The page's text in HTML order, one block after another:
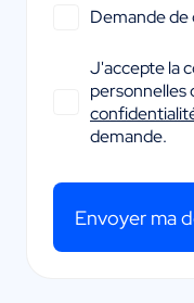
Demande
J'accepte la
personnelles
demande.
Envoyer ma